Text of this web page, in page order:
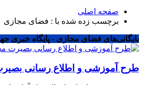
صفحه اصلی
برچسب زده شده با : فضای مجازی
بایگانی‌های فضای مجازی - پایگاه خبری
طرح آموزشی و اطلاع رسانی